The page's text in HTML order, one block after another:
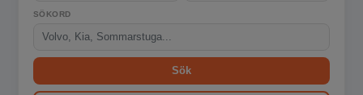
SÖKORD
Sök